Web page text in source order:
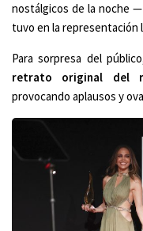
nostálgicos de la noche
tuvo en la representación
Para sorpresa del
retrato original del
provocando aplausos y